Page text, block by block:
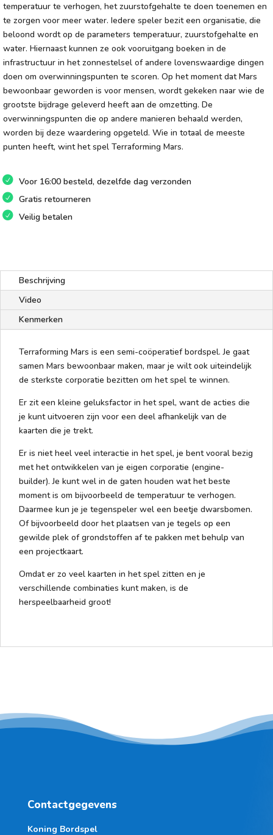
temperatuur te verhogen, het zuurstofgehalte te doen toenemen en
te zorgen voor meer water. Iedere speler bezit een organisatie, die
beloond wordt op de parameters temperatuur, zuurstofgehalte en
water. Hiernaast kunnen ze ook vooruitgang boeken in de
infrastructuur in het zonnestelsel of andere lovenswaardige dingen
doen om overwinningspunten te scoren. Op het moment dat Mars
bewoonbaar geworden is voor mensen, wordt gekeken naar wie de
grootste bijdrage geleverd heeft aan de omzetting. De
overwinningspunten die op andere manieren behaald werden,
worden bij deze waardering opgeteld. Wie in totaal de meeste
punten heeft, wint het spel Terraforming Mars.
Voor 16:00 besteld, dezelfde dag verzonden
Gratis retourneren
Veilig betalen
Beschrijving
Video
Kenmerken
Terraforming Mars is een semi-coöperatief bordspel. Je gaat
samen Mars bewoonbaar maken, maar je wilt ook uiteindelijk
de sterkste corporatie bezitten om het spel te winnen.
Er zit een kleine geluksfactor in het spel, want de acties die
je kunt uitvoeren zijn voor een deel afhankelijk van de
kaarten die je trekt.
Er is niet heel veel interactie in het spel, je bent vooral bezig
met het ontwikkelen van je eigen corporatie (engine-
builder). Je kunt wel in de gaten houden wat het beste
moment is om bijvoorbeeld de temperatuur te verhogen.
Daarmee kun je je tegenspeler wel een beetje dwarsbomen.
Of bijvoorbeeld door het plaatsen van je tegels op een
gewilde plek of grondstoffen af te pakken met behulp van
een projectkaart.
Omdat er zo veel kaarten in het spel zitten en je
verschillende combinaties kunt maken, is de
herspeelbaarheid groot!
Contactgegevens
Koning Bordspel